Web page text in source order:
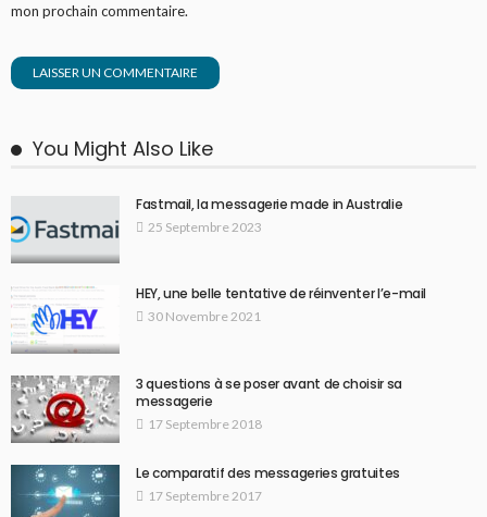
mon prochain commentaire.
You Might Also Like
Fastmail, la messagerie made in Australie
25 Septembre 2023
HEY, une belle tentative de réinventer l’e-mail
30 Novembre 2021
3 questions à se poser avant de choisir sa
messagerie
17 Septembre 2018
Le comparatif des messageries gratuites
17 Septembre 2017